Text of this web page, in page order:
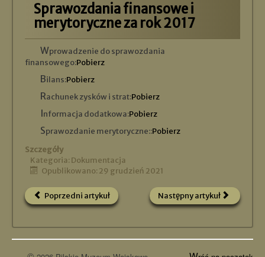
Sprawozdania finansowe i
merytoryczne za rok 2017
Wprowadzenie do sprawozdania
finansowego:Pobierz
Bilans:Pobierz
Rachunek zysków i strat:Pobierz
Informacja dodatkowa:Pobierz
Sprawozdanie merytoryczne::Pobierz
Szczegóły
Kategoria: Dokumentacja
Opublikowano: 29 grudzień 2021
Poprzedni artykuł Następny artykuł